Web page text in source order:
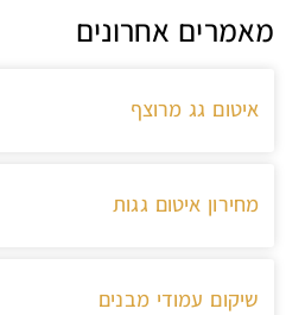
מאמרים אחרונים
איטום גג מרוצף
מחירון איטום גגות
שיקום עמודי מבנים